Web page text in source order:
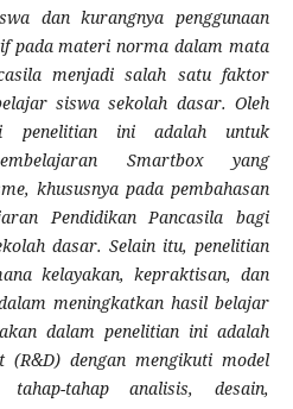
dan kurangnya penggunaan
pada materi norma dalam mata
menjadi salah satu faktor
siswa sekolah dasar. Oleh
ini adalah untuk
Smartbox yang
khususnya pada pembahasan
Pendidikan Pancasila bagi
dasar. Selain itu, penelitian
kelayakan, kepraktisan, dan
meningkatkan hasil belajar
dalam penelitian ini adalah
(R&D) dengan mengikuti model
tahap analisis, desain,